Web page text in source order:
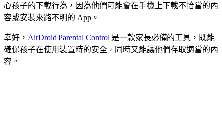
心孩子的下載行為，因為他們可能會在手機上下載不恰當的內
容或安裝來路不明的 App。
幸好， AirDroid Parental Control 是一款家長必備的工具，既能
確保孩子在使用裝置時的安全，同時又能讓他們存取適當的內
容。